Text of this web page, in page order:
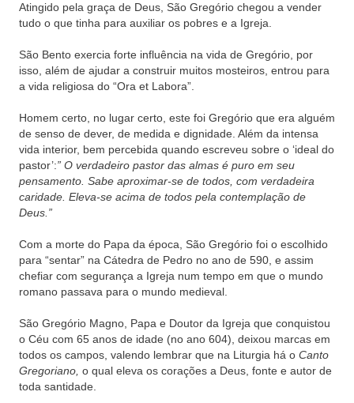
Atingido pela graça de Deus, São Gregório chegou a vender
tudo o que tinha para auxiliar os pobres e a Igreja.
São Bento exercia forte influência na vida de Gregório, por
isso, além de ajudar a construir muitos mosteiros, entrou para
a vida religiosa do “Ora et Labora”.
Homem certo, no lugar certo, este foi Gregório que era alguém
de senso de dever, de medida e dignidade. Além da intensa
vida interior, bem percebida quando escreveu sobre o ‘ideal do
pastor’:” O verdadeiro pastor das almas é puro em seu
pensamento. Sabe aproximar-se de todos, com verdadeira
caridade. Eleva-se acima de todos pela contemplação de
Deus.”
Com a morte do Papa da época, São Gregório foi o escolhido
para “sentar” na Cátedra de Pedro no ano de 590, e assim
chefiar com segurança a Igreja num tempo em que o mundo
romano passava para o mundo medieval.
São Gregório Magno, Papa e Doutor da Igreja que conquistou
o Céu com 65 anos de idade (no ano 604), deixou marcas em
todos os campos, valendo lembrar que na Liturgia há o Canto
Gregoriano, o qual eleva os corações a Deus, fonte e autor de
toda santidade.